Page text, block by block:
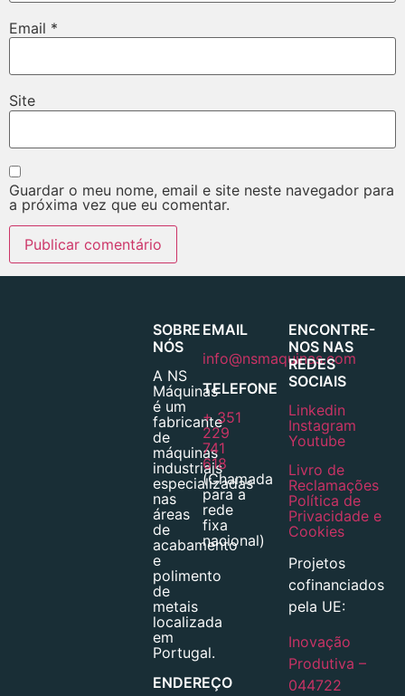
Email *
Site
Guardar o meu nome, email e site neste navegador para
a próxima vez que eu comentar.
SOBRE
NÓS
A NS
Máquinas
é um
fabricante
de
máquinas
industriais
especializadas
nas
áreas
de
acabamento
e
polimento
de
metais
localizada
em
Portugal.
ENDEREÇO
EMAIL
info@nsmaquinas.com
TELEFONE
+ 351
229
741
618
(Chamada
para a
rede
fixa
nacional)
ENCONTRE-
NOS NAS
REDES
SOCIAIS
Linkedin
Instagram
Youtube
Livro de
Reclamações
Política de
Privacidade e
Cookies
Projetos
cofinanciados
pela UE:
Inovação
Produtiva –
044722